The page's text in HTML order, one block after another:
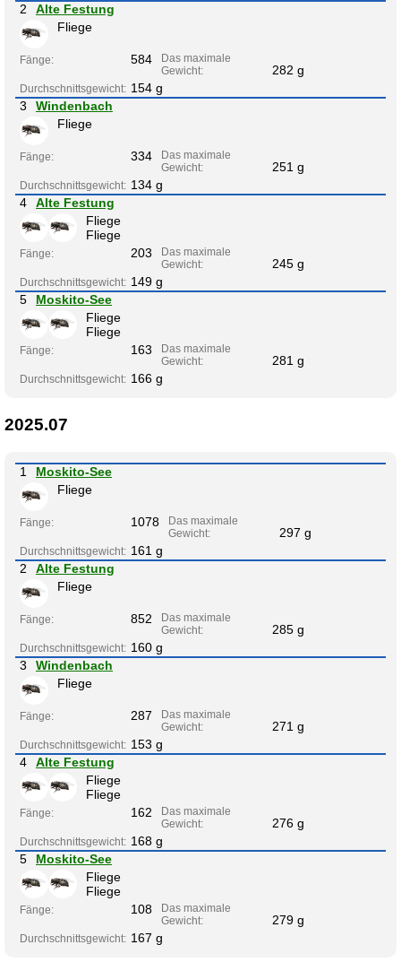
2
Alte Festung
Fliege
Fänge: 584
Das maximale
Gewicht:
282 g
Durchschnittsgewicht: 154 g
3
Windenbach
Fliege
Fänge: 334
Das maximale
Gewicht:
251 g
Durchschnittsgewicht: 134 g
4
Alte Festung
Fliege
Fliege
Fänge: 203
Das maximale
Gewicht:
245 g
Durchschnittsgewicht: 149 g
5
Moskito-See
Fliege
Fliege
Fänge: 163
Das maximale
Gewicht:
281 g
Durchschnittsgewicht: 166 g
2025.07
1
Moskito-See
Fliege
Fänge: 1078
Das maximale
Gewicht:
297 g
Durchschnittsgewicht: 161 g
2
Alte Festung
Fliege
Fänge: 852
Das maximale
Gewicht:
285 g
Durchschnittsgewicht: 160 g
3
Windenbach
Fliege
Fänge: 287
Das maximale
Gewicht:
271 g
Durchschnittsgewicht: 153 g
4
Alte Festung
Fliege
Fliege
Fänge: 162
Das maximale
Gewicht:
276 g
Durchschnittsgewicht: 168 g
5
Moskito-See
Fliege
Fliege
Fänge: 108
Das maximale
Gewicht:
279 g
Durchschnittsgewicht: 167 g